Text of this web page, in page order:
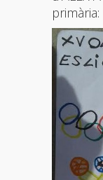
primària: